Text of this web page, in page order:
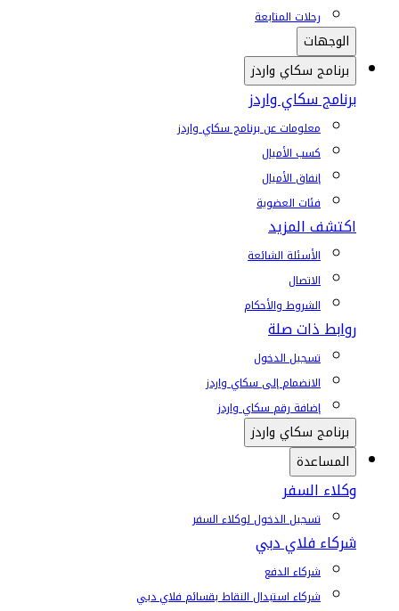
رحلات المتابعة
الوجهات
برنامج سكاي واردز
برنامج سكاي واردز
معلومات عن برنامج سكاي واردز
كسب الأميال
إنفاق الأميال
فئات العضوية
اكتشف المزيد
الأسئلة الشائعة
الاتصال
الشروط والأحكام
روابط ذات صلة
تسجيل الدخول
الانضمام إلى سكاي واردز
إضافة رقم سكاي واردز
برنامج سكاي واردز
المساعدة
وكلاء السفر
تسجيل الدخول لوكلاء السفر
شركاء فلاي دبي
شركاء الدفع
شركاء استبدال النقاط بقسائم فلاي دبي